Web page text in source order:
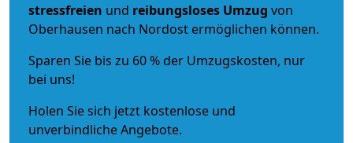
stressfreien und reibungsloses Umzug von
Oberhausen nach Nordost ermöglichen können.
Sparen Sie bis zu 60 % der Umzugskosten, nur
bei uns!
Holen Sie sich jetzt kostenlose und
unverbindliche Angebote.